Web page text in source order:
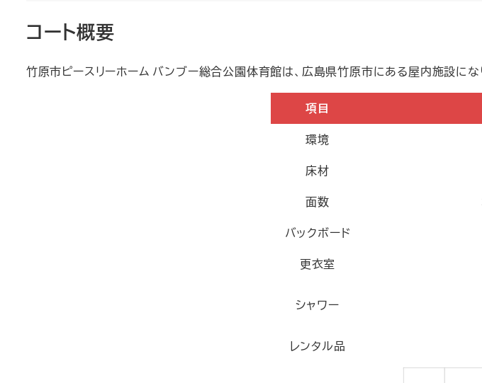
コート概要
竹原市ピースリーホーム バンブー総合公園体育館は、広島県竹原市にある屋内施設にな
項目
環境
床材
面数
バックボード
更衣室
シャワー
レンタル品